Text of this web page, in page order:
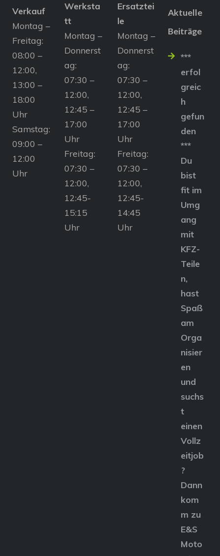
Verkauf
Montag –
Freitag:
08:00 –
12:00,
13:00 –
18:00
Uhr
Samstag:
09:00 –
12:00
Uhr
Werksta
tt
Montag –
Donnerst
ag:
07:30 –
12:00,
12:45 –
17:00
Uhr
Freitag:
07:30 –
12:00,
12:45-
15:15
Uhr
Ersatztei
le
Montag –
Donnerst
ag:
07:30 –
12:00,
12:45 –
17:00
Uhr
Freitag:
07:30 –
12:00,
12:45-
14:45
Uhr
Aktuelle
Beiträge
***
erfol
greic
h
gefun
den
***
Du
bist
fit im
Umg
ang
mit
KFZ-
Teile
n,
hast
Spaß
am
Orga
nisier
en
und
suchs
t
einen
Vollz
eitjob
?
Dann
kom
m zu
E&S
Moto